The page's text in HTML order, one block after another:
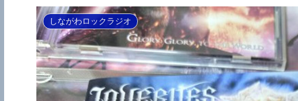
しながわロックラジオ